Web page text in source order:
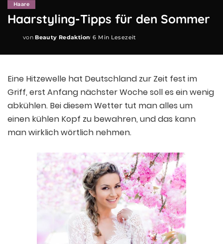
Haare
Haarstyling-Tipps für den Sommer
Posted
von Beauty Redaktion 6 Min Lesezeit
Eine Hitzewelle hat Deutschland zur Zeit fest im
Griff, erst Anfang nächster Woche soll es ein wenig
abkühlen. Bei diesem Wetter tut man alles um
einen kühlen Kopf zu bewahren, und das kann
man wirklich wörtlich nehmen.